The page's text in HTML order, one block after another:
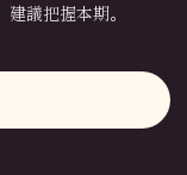
議把握本期。